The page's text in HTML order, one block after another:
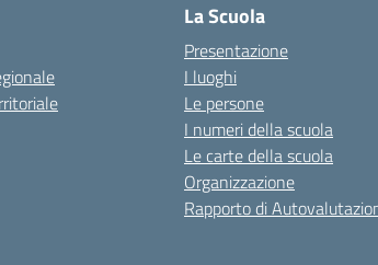
La Scuola
Presentazione
I luoghi
Le persone
I numeri della scuola
Le carte della scuola
Organizzazione
Rapporto di